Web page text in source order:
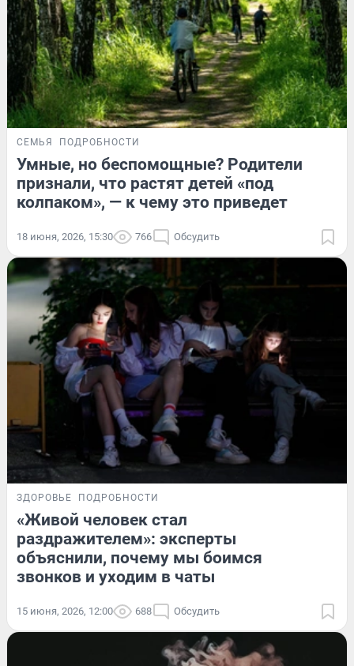
СЕМЬЯ ПОДРОБНОСТИ
Умные, но беспомощные? Родители
признали, что растят детей «под
колпаком», — к чему это приведет
18 июня, 2026, 15:30 766 Обсудить
ЗДОРОВЬЕ ПОДРОБНОСТИ
«Живой человек стал
раздражителем»: эксперты
объяснили, почему мы боимся
звонков и уходим в чаты
15 июня, 2026, 12:00 688 Обсудить